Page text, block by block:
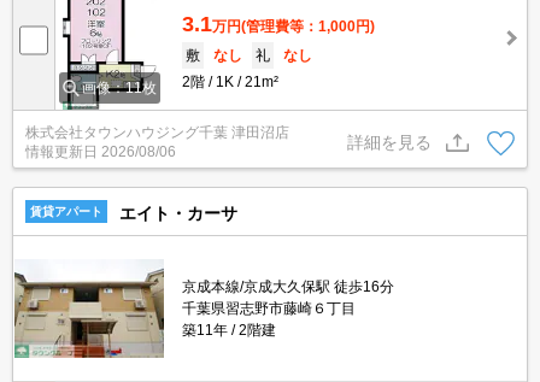
画像：11枚
3.1万円(管理費等：1,000円)
敷
なし 礼
なし
2階
1K 21m²
株式会社タウンハウジング千葉 津田沼店
情報更新日 2026/08/06
詳細を見る
賃貸アパート エイト・カーサ
京成本線/京成大久保駅 徒歩16分
千葉県習志野市藤崎６丁目
築11年
2階建